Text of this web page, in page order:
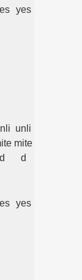
yes
d
unli
mite
d
yes